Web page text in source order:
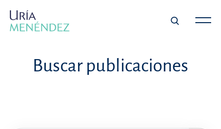
Buscar publicaciones